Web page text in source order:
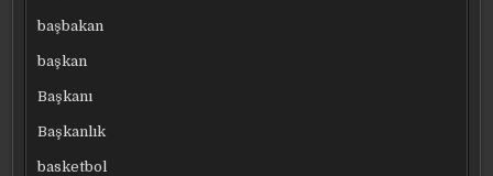
başbakan
başkan
Başkanı
Başkanlık
basketbol